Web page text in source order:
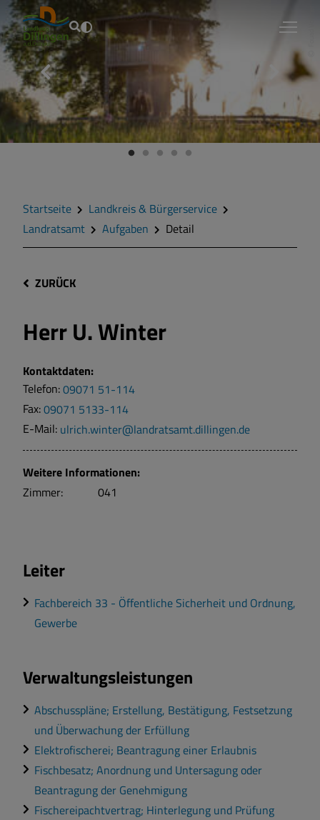
Fouad Vollmer
Startseite
Landkreis & Bürgerservice
Landratsamt
Aufgaben Detail
ZURÜCK
HerrU. Winter
Kontaktdaten:
Telefon:09071 51-114
Fax:09071 5133-114
E-Mail: ulrich.winter@landratsamt.dillingen.de
Weitere Informationen:
Zimmer:
041
Leiter
Fachbereich 33 - Öffentliche Sicherheit und Ordnung,
Gewerbe
Verwaltungsleistungen
Abschusspläne; Erstellung, Bestätigung, Festsetzung
und Überwachung der Erfüllung
Elektrofischerei; Beantragung einer Erlaubnis
Fischbesatz; Anordnung und Untersagung oder
Beantragung der Genehmigung
Fischereipachtvertrag; Hinterlegung und Prüfung